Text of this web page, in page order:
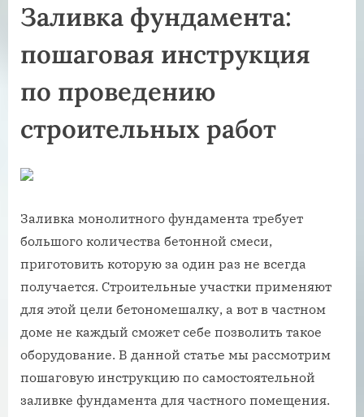
Заливка фундамента:
пошаговая инструкция
по проведению
строительных работ
Заливка монолитного фундамента требует
большого количества бетонной смеси,
приготовить которую за один раз не всегда
получается. Строительные участки применяют
для этой цели бетономешалку, а вот в частном
доме не каждый сможет себе позволить такое
оборудование. В данной статье мы рассмотрим
пошаговую инструкцию по самостоятельной
заливке фундамента для частного помещения.